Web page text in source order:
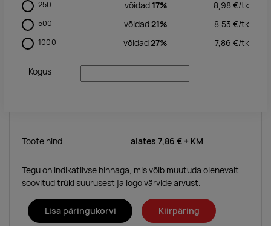
250 võidad 17% 8,98€/tk
500 võidad21% 8,53 €/tk
1000 võidad27% 7,86 €/tk
Kogus
Toote hind alates 7,86 € + KM
Tegu on indikatiivse hinnaga, mis võib muutuda olenevalt
soovitud trüki suurusest ja logo värvide arvust.
Lisa päringukorvi Kiirpäring